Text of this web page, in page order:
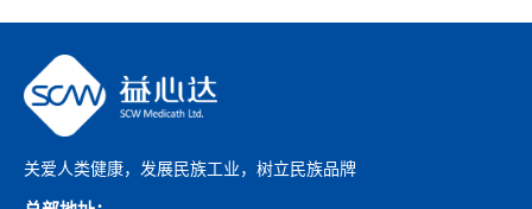
关爱人类健康，发展民族工业，树立民族品牌